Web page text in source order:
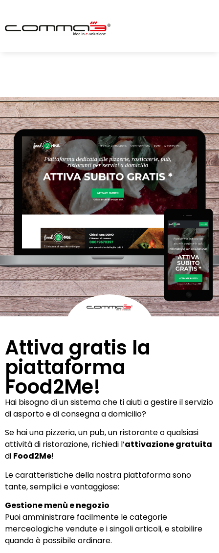
Attiva gratis la
piattaforma
Food2Me!
Hai bisogno di un sistema che ti aiuti a gestire il servizio
di asporto e di consegna a domicilio?
Se hai una pizzeria, un pub, un ristorante o qualsiasi
attività di ristorazione, richiedi l’attivazione gratuita
di Food2Me!
Le caratteristiche della nostra piattaforma sono
tante, semplici e vantaggiose:
Gestione menù e negozio
Puoi amministrare facilmente le categorie
merceologiche vendute e i singoli articoli, e stabilire
quando è possibile ordinare.